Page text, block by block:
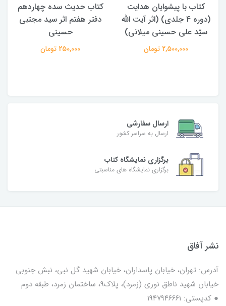
کتاب حدیث سده چهاردهم
دفتر هفتم اثر سید مجتبی
حسینی
250,000 تومان
کتاب آفاق الولایه فی فقه
الامامه (2 جلدی)
950,000 تومان
ارسال سفارشی
ارسال به سراسر کشور
برگزاری نمایشگاه کتاب
برگزاری نمایشگاه های مناسبتی
نشر آفاق
آدرس: تهران، خیابان پاسداران، خیابان شهید گل نبی، نبش جنوبی
خیابان شهید ناطق نوری (زمرد)، پلاک9، ساختمان زمرد، طبقه دوم
● کدپستی: ۱۹۴۷۹۴۶۶۶۱